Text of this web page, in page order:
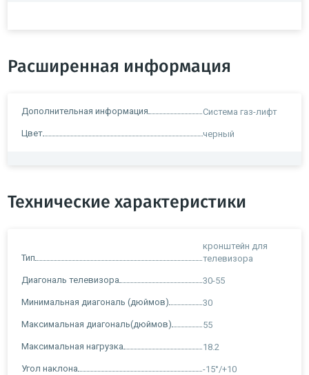
Расширенная информация
Дополнительная информация Система газ-лифт
Цвет черный
Технические характеристики
Тип
кронштейн для
телевизора
Диагональ телевизора 30-55
Минимальная диагональ (дюймов) 30
Максимальная диагональ(дюймов) 55
Максимальная нагрузка 18.2
Угол наклона -15°/+10